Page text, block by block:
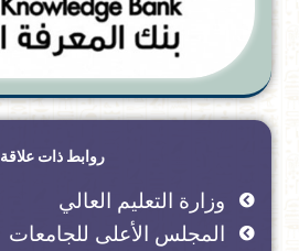
روابط ذات علاقة
وزارة التعليم العالي
المجلس الأعلى للجامعات